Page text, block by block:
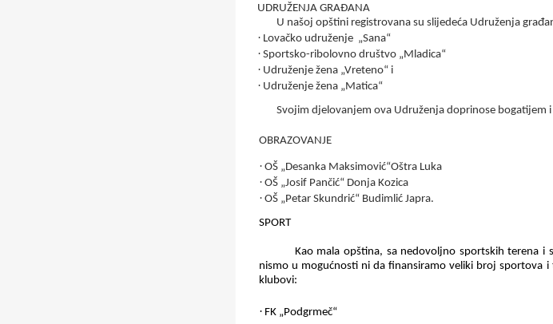
UDRUŽENJA GRAĐANA
U našoj opštini registrovana su slijedeća Udruženja
· Lovačko udruženje „Sana“
· Sportsko-ribolovno društvo „Mladica“
· Udruženje žena „Vreteno“ i
· Udruženje žena „Matica“
Svojim djelovanjem ova Udruženja doprinose bogatijem
OBRAZOVANJE
· OŠ „Desanka Maksimović“Oštra Luka
· OŠ „Josif Pančić“ Donja Kozica
· OŠ „Petar Skundrić“ Budimlić Japra.
SPORT
Kao mala opština, sa nedovoljno sportskih terena i
nismo u mogućnosti ni da finansiramo veliki broj sportova
klubovi:
· FK „Podgrmeč“